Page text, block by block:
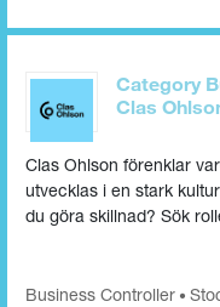
Category
Clas
Clas Ohlson förenklar
utvecklas i en stark
du göra skillnad? Sök
Business Controller •